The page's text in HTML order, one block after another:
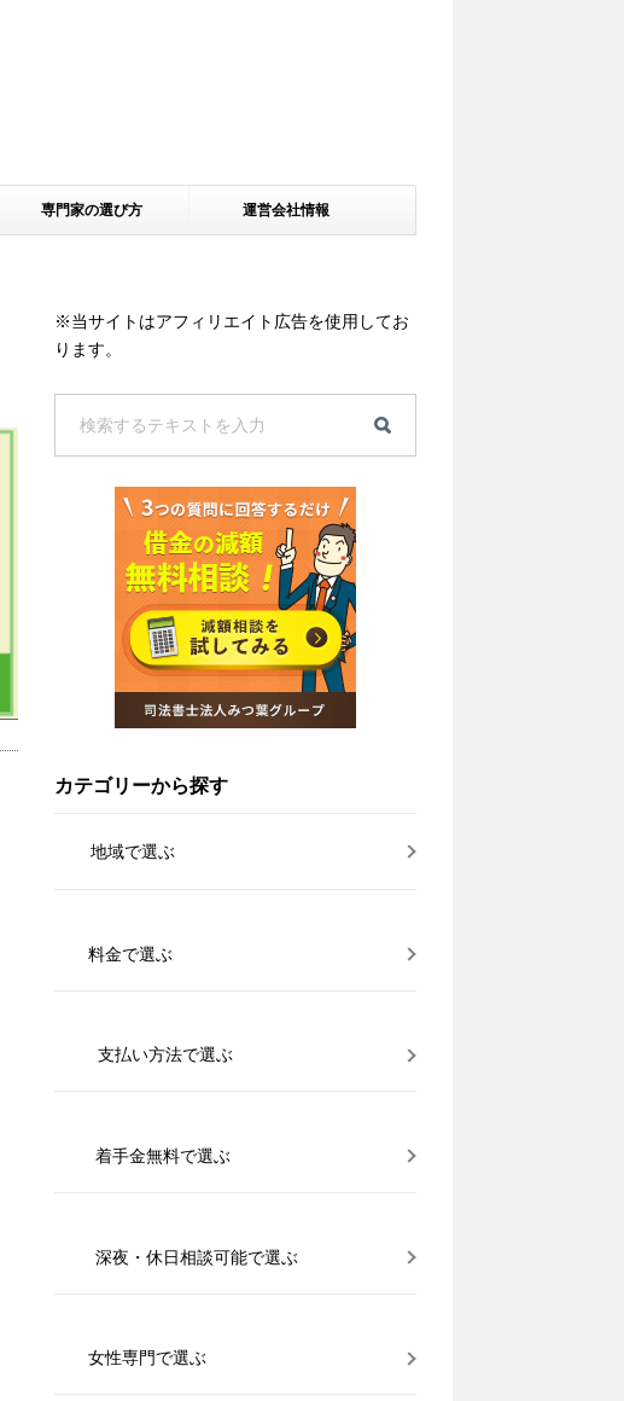
専門家の選び方 運営会社情報
※当サイトはアフィリエイト広告を使用してお
ります。
カテゴリーから探す
地域で選ぶ
料金で選ぶ
支払い方法で選ぶ
着手金無料で選ぶ
深夜・休日相談可能で選ぶ
女性専門で選ぶ